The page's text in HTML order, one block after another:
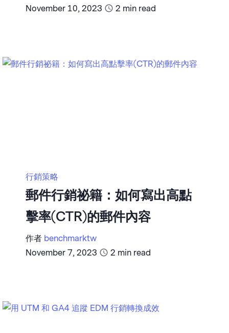
November 10, 2023
2 min read
行銷策略
郵件行銷祕籍：如何寫出高點
擊率(CTR)的郵件內容
作者 benchmarktw
November 7, 2023
2 min read